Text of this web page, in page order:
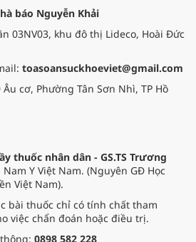
báo Nguyễn Khải
03NV03, khu đô thị Lideco, Hoài Đức
toasoansuckhoeviet@gmail.com
Âu cơ, Phường Tân Sơn Nhì, TP Hồ
thuốc nhân dân - GS.TS Trương
Y Việt Nam. (Nguyên GĐ Học
Việt Nam).
bài thuốc chỉ có tính chất tham
việc chẩn đoán hoặc điều trị.
0898 582 228